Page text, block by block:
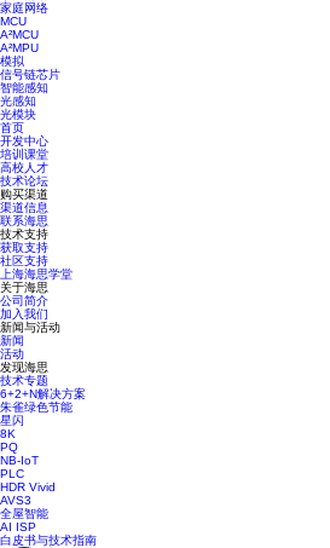
家庭网络
MCU
A²MCU
A²MPU
模拟
信号链芯片
智能感知
光感知
光模块
首页
开发中心
培训课堂
高校人才
技术论坛
购买渠道
渠道信息
联系海思
技术支持
获取支持
社区支持
上海海思学堂
关于海思
公司简介
加入我们
新闻与活动
新闻
活动
发现海思
技术专题
6+2+N解决方案
朱雀绿色节能
星闪
8K
PQ
NB-IoT
PLC
HDR Vivid
AVS3
全屋智能
AI ISP
白皮书与技术指南